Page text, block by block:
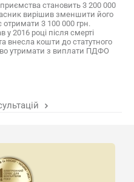
становить 3 200 000
вирішив зменшити його
отримати 3 100 000 грн.
у 2016 році після смерті
внесла кошти до статутного
утримати з виплати ПДФО